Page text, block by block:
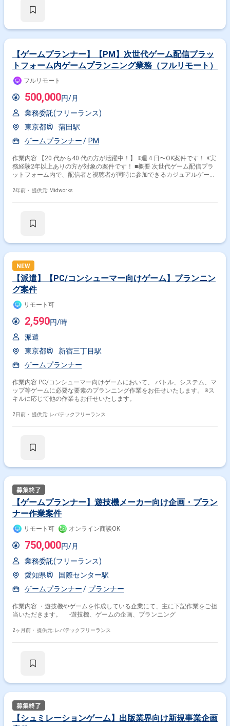
ストプレイを通じたレベル改善対応 【稼働日数】週5日 【リモート日数】
【ゲームプランナー】【PM】次世代ゲーム配信プラッ
トフォーム内ゲームプランニング業務（フルリモート）
フルリモート
500,000円/月
業務委託(フリーランス)
東京都
蒲田駅
ゲームプランナー
PM
作業内容 【20 代から40 代の方が活躍中！】 ※週４日〜OK案件です！ ※実
務経験2年以上ありの方が対象の案件です！ ■概要 次世代ゲーム配信プラ
ットフォーム内で、配信者と視聴者が同時に参加できるカジュアルゲーム
Vtuberと連動する新しいゲーム体験を提供します。 ■具体的な業務内容 ・
び実装サポート 勤務開始時には、プロジェクトの一員として、コミュニケ
頂けますと幸いです。 ------------------------------------------------------------------ ※弊社では、
法人、請負いの案件は取り扱っておりません。
2年前・ 提供元: Midworks
NEW
【派遣】【PC/コンシューマー向けゲーム】プランニン
グ案件
リモート可
2,590円/時
派遣
東京都
新宿三丁目駅
ゲームプランナー
作業内容 PC/コンシューマー向けゲームにおいて、 バトル、システム、マ
ップ等ゲームに必要な要素のプランニング作業をお任せいたします。 ※ス
キルに応じて他の作業もお任せいたします。
2日前・ 提供元: レバテックフリーランス
【ゲームプランナー】遊技機メーカー向け企画・プラン
ナー作業案件
リモート可 オンライン商談OK
750,000円/月
業務委託(フリーランス)
愛知県
国際センター駅
ゲームプランナー
プランナー
作業内容 ・遊技機やゲームを作成している企業にて、主に下記作業をご担
当いただきます。 -遊技機、ゲームの企画、プランニング
2ヶ月前・ 提供元: レバテックフリーランス
【シュミレーションゲーム】出版業界向け新規事業企画
Windows
Illustrator After Effects HTML PHP
その他の職種から探す
プランナー
ゲームプロデューサー